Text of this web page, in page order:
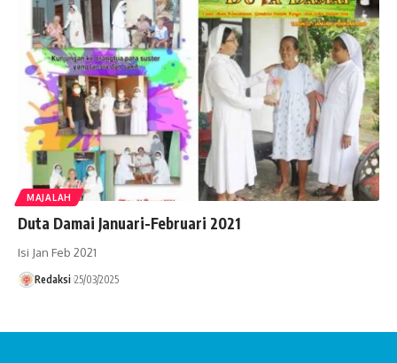
MAJALAH
Duta Damai Januari-Februari 2021
Isi Jan Feb 2021
Redaksi 25/03/2025